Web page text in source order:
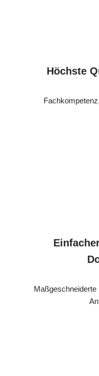
Höchste
Maßgeschneiderte